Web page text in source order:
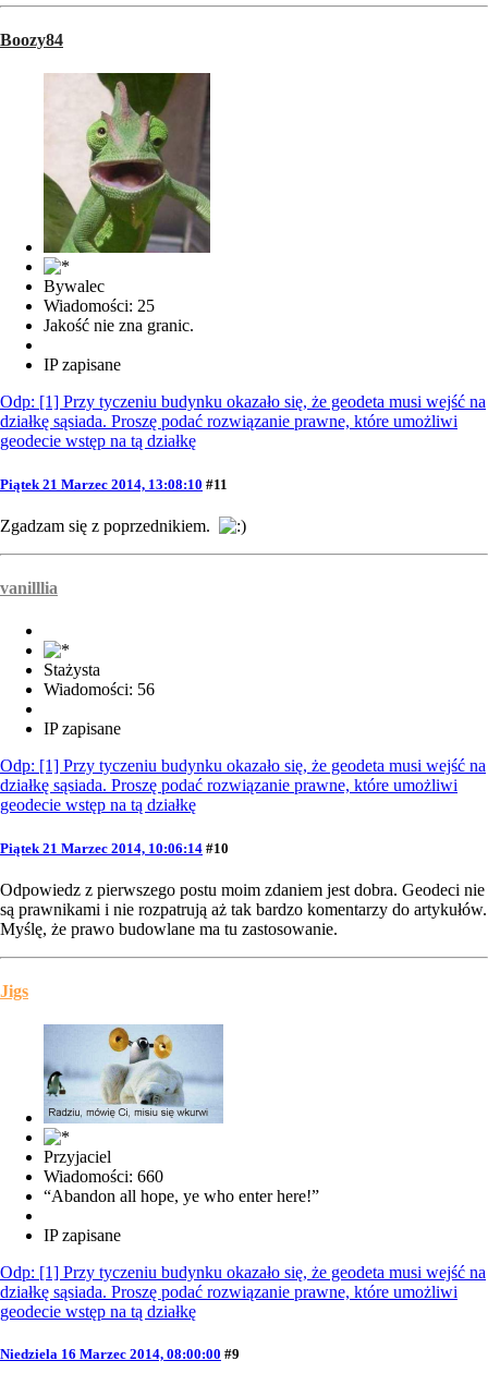
Boozy84
Bywalec
Wiadomości: 25
Jakość nie zna granic.
IP zapisane
Odp: [1] Przy tyczeniu budynku okazało się, że geodeta musi wejść na
działkę sąsiada. Proszę podać rozwiązanie prawne, które umożliwi
geodecie wstęp na tą działkę
Piątek 21 Marzec 2014, 13:08:10 #11
Zgadzam się z poprzednikiem.
vanilllia
Stażysta
Wiadomości: 56
IP zapisane
Odp: [1] Przy tyczeniu budynku okazało się, że geodeta musi wejść na
działkę sąsiada. Proszę podać rozwiązanie prawne, które umożliwi
geodecie wstęp na tą działkę
Piątek 21 Marzec 2014, 10:06:14 #10
Odpowiedz z pierwszego postu moim zdaniem jest dobra. Geodeci nie
są prawnikami i nie rozpatrują aż tak bardzo komentarzy do artykułów.
Myślę, że prawo budowlane ma tu zastosowanie.
Jigs
Przyjaciel
Wiadomości: 660
“Abandon all hope, ye who enter here!”
IP zapisane
Odp: [1] Przy tyczeniu budynku okazało się, że geodeta musi wejść na
działkę sąsiada. Proszę podać rozwiązanie prawne, które umożliwi
geodecie wstęp na tą działkę
Niedziela 16 Marzec 2014, 08:00:00 #9